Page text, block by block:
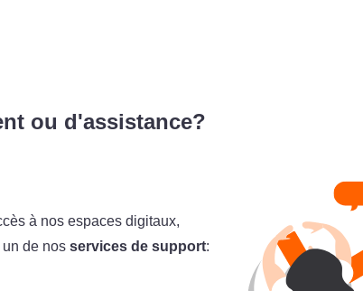
ou d'assistance?
à nos espaces digitaux,
un de nos services de support: